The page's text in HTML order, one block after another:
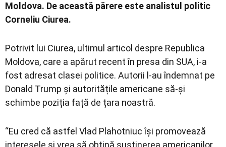
Moldova. De această părere este analistul politic
Corneliu Ciurea.
Potrivit lui Ciurea, ultimul articol despre Republica
Moldova, care a apărut recent în presa din SUA, i-a
fost adresat clasei politice. Autorii l-au îndemnat pe
Donald Trump și autoritățile americane să-și
schimbe poziția față de țara noastră.
“Eu cred că astfel Vlad Plahotniuc își promovează